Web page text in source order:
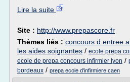
Lire la suite
Site : http://www.prepascore.fr
Thèmes liés : concours d entree
les aides soignantes / ecole prepa
ecole de prepa concours infirmier lyon /
bordeaux / prepa ecole d'infirmiere caen